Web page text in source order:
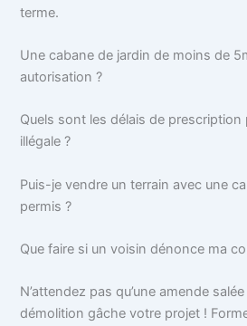
terme.
Une cabane de jardin de moins de
autorisation ?
Quels sont les délais de
illégale ?
Puis-je vendre un terrain avec une
permis ?
Que faire si un voisin dénonce ma
N’attendez pas qu’une amende
démolition gâche votre projet !